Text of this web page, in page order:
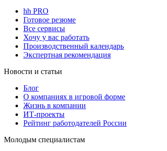
hh PRO
Готовое резюме
Все сервисы
Хочу у вас работать
Производственный календарь
Экспертная рекомендация
Новости и статьи
Блог
О компаниях в игровой форме
Жизнь в компании
ИТ-проекты
Рейтинг работодателей России
Молодым специалистам